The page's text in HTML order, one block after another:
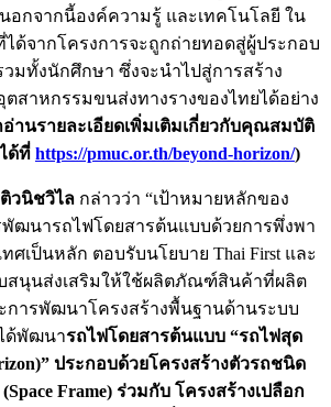
อกจากนี้องค์ความรู้ และเทคโนโลยี ใน
ด้จากโครงการจะถูกถ่ายทอดสู่ผู้ประกอบ
วมทั้งนักศึกษา ซึ่งจะนำไปสู่การสร้าง
สาหกรรมขนส่งทางรางของไทยได้อย่าง
านรายละเอียดเพิ่มเติมเกี่ยวกับคุณสมบัติ
ด้ที่ https://pmuc.or.th/beyond-horizon/)
วนิชวิไล กล่าวว่า “เป้าหมายหลักของ
ฒนารถไฟโดยสารต้นแบบด้วยการพึ่งพา
ศเป็นหลัก ตอบรับนโยบาย Thai First และ
สนุนส่งเสริมให้ใช้ผลิตภัณฑ์สินค้าที่ผลิต
การพัฒนาโครงสร้างพื้นฐานด้านระบบ
ได้พัฒนารถไฟโดยสารต้นแบบ “รถไฟสุด
ประกอบด้วยโครงสร้างตัวรถชนิด
Frame) ร่วมกับ โครงสร้างเปลือก